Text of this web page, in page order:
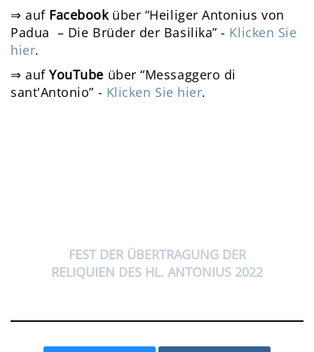
⇒ auf Facebook über “Heiliger Antonius von
Padua – Die Brüder der Basilika” - Klicken Sie
hier.
⇒ aufYouTube über “Messaggero di
sant'Antonio” - Klicken Sie hier.
FEST DER ÜBERTRAGUNG DER
RELIQUIEN DES HL. ANTONIUS 2022